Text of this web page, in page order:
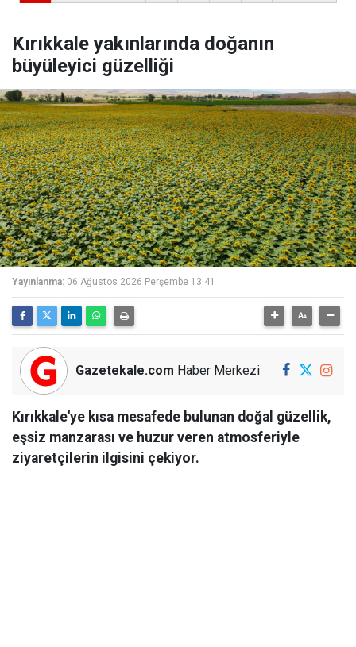
Kırıkkale yakınlarında doğanın
büyüleyici güzelliği
Yayınlanma: 06 Ağustos 2026 Perşembe 13:41
Gazetekale.com Haber Merkezi
Kırıkkale'ye kısa mesafede bulunan doğal güzellik,
eşsiz manzarası ve huzur veren atmosferiyle
ziyaretçilerin ilgisini çekiyor.